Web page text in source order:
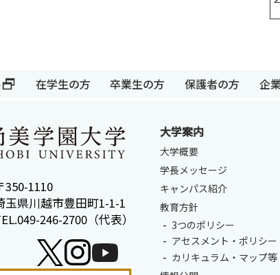
在学生の方 卒業生の方 保護者の方 企
350-1110
玉県川越市豊田町1-1-1
246-2700（代表）
大学案内
大学概要
学長メッセージ
キャンパス紹介
教育方針
3つのポリシー
アセスメント・ポリシー
カリキュラム・マップ等